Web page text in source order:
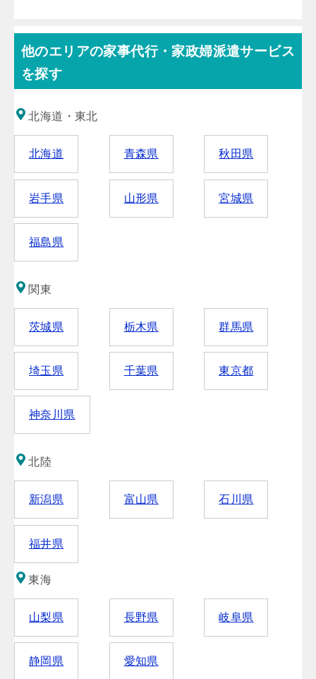
他のエリアの家事代行・家政婦派遣サービス
を探す
北海道・東北
北海道 青森県 秋田県
岩手県 山形県 宮城県
福島県
関東
茨城県 栃木県 群馬県
埼玉県 千葉県 東京都
神奈川県
北陸
新潟県 富山県 石川県
福井県
東海
山梨県 長野県 岐阜県
静岡県 愛知県